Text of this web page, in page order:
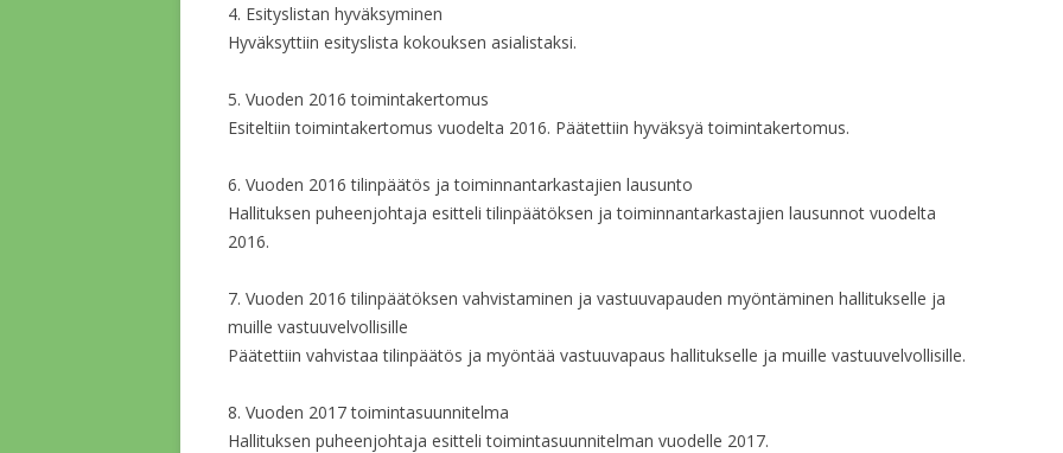
HALLITUKSEN
HALLITUKSEN
HALLITUKSEN
HALLITUKSEN
HALLITUKSEN
4. Esityslistan hyväksyminen
Hyväksyttiin esityslista kokouksen asialistaksi.
5. Vuoden 2016 toimintakertomus
Esiteltiin toimintakertomus vuodelta 2016. Päätettiin hyväksyä toimintakertomus.
6. Vuoden 2016 tilinpäätös ja toiminnantarkastajien lausunto
Hallituksen puheenjohtaja esitteli tilinpäätöksen ja toiminnantarkastajien lausunnot vuodelta
2016.
7. Vuoden 2016 tilinpäätöksen vahvistaminen ja vastuuvapauden myöntäminen hallitukselle ja
muille vastuuvelvollisille
Päätettiin vahvistaa tilinpäätös ja myöntää vastuuvapaus hallitukselle ja muille vastuuvelvollisille.
8. Vuoden 2017 toimintasuunnitelma
Hallituksen puheenjohtaja esitteli toimintasuunnitelman vuodelle 2017.